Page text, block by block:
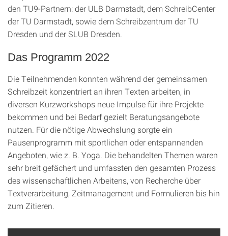
den TU9-Partnern: der ULB Darmstadt, dem SchreibCenter
der TU Darmstadt, sowie dem Schreibzentrum der TU
Dresden und der SLUB Dresden.
Das Programm 2022
Die Teilnehmenden konnten während der gemeinsamen
Schreibzeit konzentriert an ihren Texten arbeiten, in
diversen Kurzworkshops neue Impulse für ihre Projekte
bekommen und bei Bedarf gezielt Beratungsangebote
nutzen. Für die nötige Abwechslung sorgte ein
Pausenprogramm mit sportlichen oder entspannenden
Angeboten, wie z. B. Yoga. Die behandelten Themen waren
sehr breit gefächert und umfassten den gesamten Prozess
des wissenschaftlichen Arbeitens, von Recherche über
Textverarbeitung, Zeitmanagement und Formulieren bis hin
zum Zitieren.